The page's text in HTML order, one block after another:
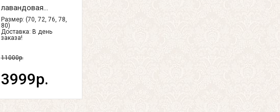
лавандовая...
Размер: (70, 72, 76, 78,
80)
Доставка: В день
заказа!
11000р.
3999р.